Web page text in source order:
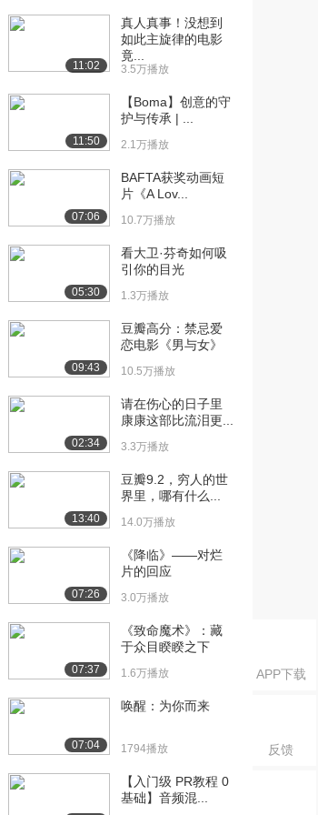
APP下载
反馈
[11] 第六集我有一个梦
15:00
[12] 第六集我有一个梦
988播放
[13] 第七集土生土长
548播放
15:00
[14] 第七集土生土长
14:57
[15] 第八集希望在路上
15:00
[16] 第八集希望在路上
15:01
11:02
真人真事！没想到
如此主旋律的电影
竟...
3.5万播放
11:50
【Boma】创意的守
护与传承 | ...
2.1万播放
07:06
BAFTA获奖动画短
片《A Lov...
10.7万播放
05:30
看大卫·芬奇如何吸
引你的目光
1.3万播放
09:43
豆瓣高分：禁忌爱
恋电影《男与女》
10.5万播放
02:34
请在伤心的日子里
康康这部比流泪更...
3.3万播放
13:40
豆瓣9.2，穷人的世
界里，哪有什么...
14.0万播放
07:26
《降临》——对烂
片的回应
3.0万播放
07:37
《致命魔术》：藏
于众目睽睽之下
1.6万播放
07:04
唤醒：为你而来
1794播放
【入门级 PR教程 0
基础】音频混...